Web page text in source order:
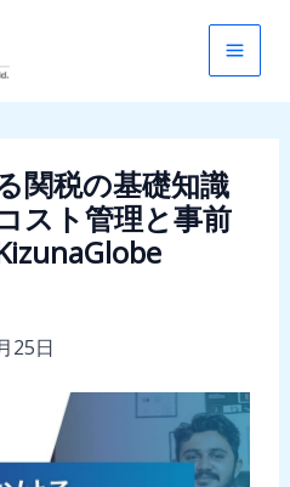
関税の基礎知識
スト管理と事前
25日